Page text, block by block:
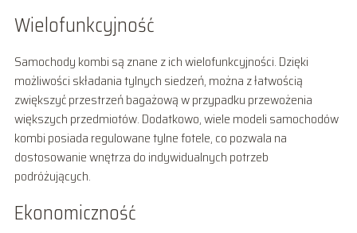
Wielofunkcyjność
Samochody kombi są znane z ich wielofunkcyjności. Dzięki
możliwości składania tylnych siedzeń, można z łatwością
zwiększyć przestrzeń bagażową w przypadku przewożenia
większych przedmiotów. Dodatkowo, wiele modeli samochodów
kombi posiada regulowane tylne fotele, co pozwala na
dostosowanie wnętrza do indywidualnych potrzeb
podróżujących.
Ekonomiczność